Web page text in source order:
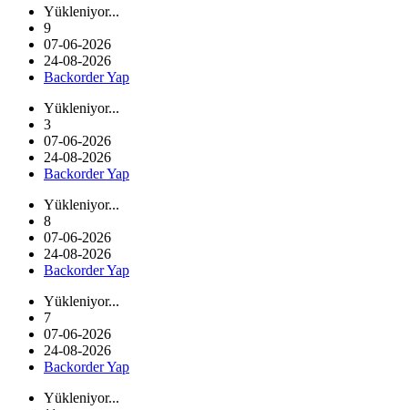
Yükleniyor...
9
07-06-2026
24-08-2026
Backorder Yap
Yükleniyor...
3
07-06-2026
24-08-2026
Backorder Yap
Yükleniyor...
8
07-06-2026
24-08-2026
Backorder Yap
Yükleniyor...
7
07-06-2026
24-08-2026
Backorder Yap
Yükleniyor...